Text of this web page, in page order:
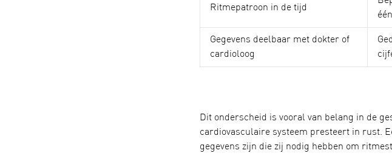
Ritmepatroon in de tijd
Gegevens deelbaar met dokter of
cardioloog
Dit onderscheid is vooral van belang in de
cardiovasculaire systeem presteert in rust.
gegevens zijn die zij nodig hebben om